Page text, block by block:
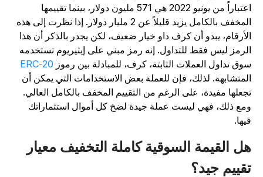
اعتباراً من يونيو 2022 هي 571 مليون دولار، بينما تقييمها
المخفف بالكامل يزيد قليلاً عن 2 مليار دولار. إذا نظرت إلى هذه
يبدو أن كرف داو خيار ضعيف، لكن يجدر بالذكر أن هذا
ليس فقط للتداول. إنه رمز مبني على إيثيريوم تستخدمه
تداول العملات الثابتة، كرف، للمبادلة بين رموزERC-20
لذلك، فإن للعملة بعض الاستخدامات التي يمكن أن
مفيدة، على الرغم من التقييم المخفف بالكامل العالي.
ذلك، فهي ليست عملة جيدة لضخ كل أموال استثماراتك
القيمة السوقية كاملة التخفيف معيار
جيد؟